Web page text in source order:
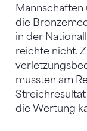
die
in der
reichte nicht.
mussten am
Streichresultat
die Wertung